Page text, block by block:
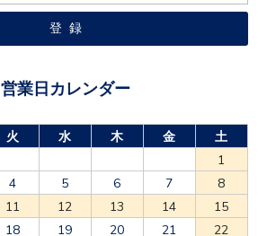
営業日カレンダー
火 水 木 金
土
1
4 5 6 7
8
11 12 13 14
15
18 19 20 21
22